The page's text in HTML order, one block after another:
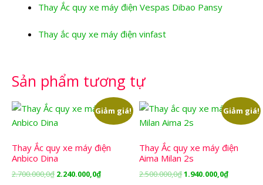
Thay Ắc quy xe máy điện Vespas Dibao Pansy
Thay ắc quy xe máy điện vinfast
Sản phẩm tương tự
Giảm giá!
Thay Ắc quy xe máy điện
Anbico Dina
2.700.000,0₫ Giá
2.240.000,0₫Giá
Giảm giá!
Thay Ắc quy xe máy điện
Aima Milan 2s
2.500.000,0₫Giá
1.940.000,0₫Giá